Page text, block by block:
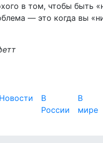
в том, чтобы быть
— это когда вы
Новости
В
России
В
мире